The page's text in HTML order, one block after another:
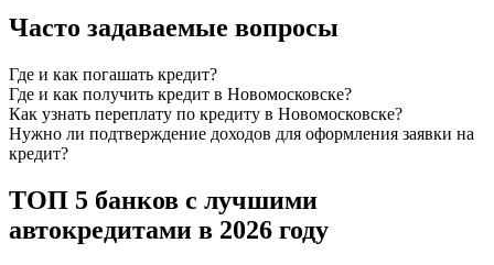
Часто задаваемые вопросы
Где и как погашать кредит?
Где и как получить кредит в Новомосковске?
Как узнать переплату по кредиту в Новомосковске?
Нужно ли подтверждение доходов для оформления заявки на
кредит?
ТОП 5 банков с лучшими
автокредитами в 2026 году